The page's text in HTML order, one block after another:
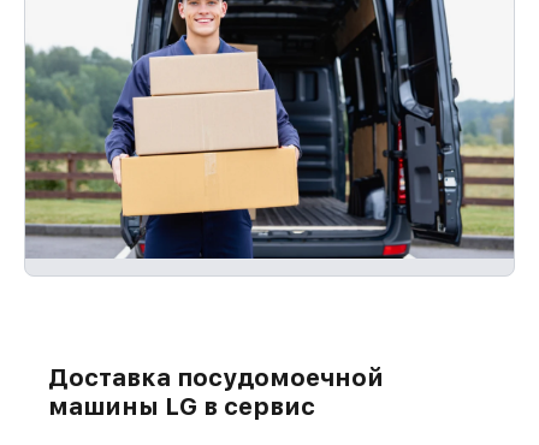
Доставка посудомоечной
машины LG в сервис